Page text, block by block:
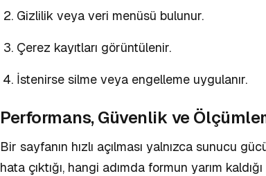
Gizlilik veya veri menüsü bulunur.
Çerez kayıtları görüntülenir.
İstenirse silme veya engelleme uygulanır.
Performans, Güvenlik ve
Bir sayfanın hızlı açılması yalnızca sunucu
hata çıktığı, hangi adımda formun yarım